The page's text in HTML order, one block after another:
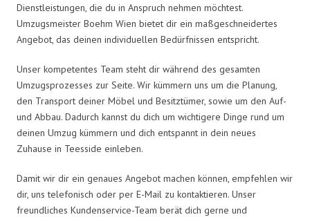
Dienstleistungen, die du in Anspruch nehmen möchtest.
Umzugsmeister Boehm Wien bietet dir ein maßgeschneidertes
Angebot, das deinen individuellen Bedürfnissen entspricht.
Unser kompetentes Team steht dir während des gesamten
Umzugsprozesses zur Seite. Wir kümmern uns um die Planung,
den Transport deiner Möbel und Besitztümer, sowie um den Auf-
und Abbau. Dadurch kannst du dich um wichtigere Dinge rund um
deinen Umzug kümmern und dich entspannt in dein neues
Zuhause in Teesside einleben.
Damit wir dir ein genaues Angebot machen können, empfehlen wir
dir, uns telefonisch oder per E-Mail zu kontaktieren. Unser
freundliches Kundenservice-Team berät dich gerne und